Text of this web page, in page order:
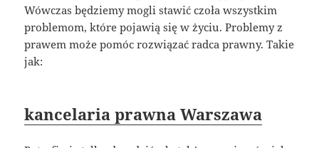
Wówczas będziemy mogli stawić czoła wszystkim
problemom, które pojawią się w życiu. Problemy z
prawem może pomóc rozwiązać radca prawny. Takie
jak:
kancelaria prawna Warszawa